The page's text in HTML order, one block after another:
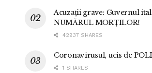
Acuzații grave: Guvernul
NUMĂRUL MORȚILOR!
42937 SHARES
Coronavirusul, ucis de
1 SHARES